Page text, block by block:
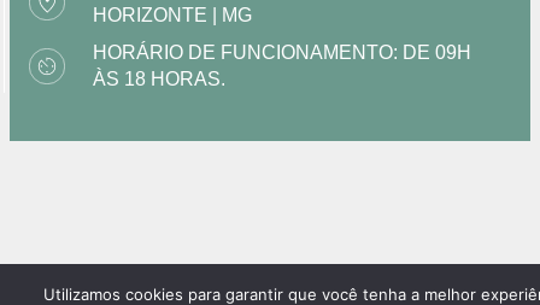
HORIZONTE | MG
HORÁRIO DE FUNCIONAMENTO: DE 09H
ÀS 18 HORAS.
Utilizamos cookies para garantir que você tenha a melhor